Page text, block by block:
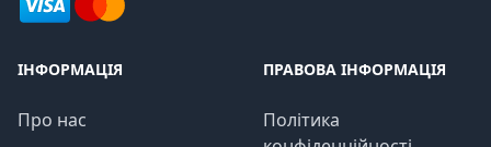
ІНФОРМАЦІЯ
Про нас
ПРАВОВА ІНФОРМАЦІЯ
Політика